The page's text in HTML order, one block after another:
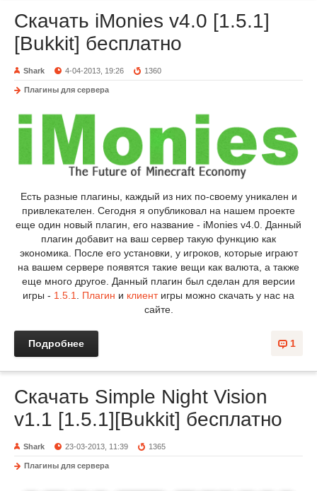
Скачать iMonies v4.0 [1.5.1]
[Bukkit] бесплатно
Shark 4-04-2013, 19:26 1360
Плагины для сервера
Есть разные плагины, каждый из них по-своему уникален и
привлекателен. Сегодня я опубликовал на нашем проекте
еще один новый плагин, его название - iMonies v4.0. Данный
плагин добавит на ваш сервер такую функцию как
экономика. После его установки, у игроков, которые играют
на вашем сервере появятся такие вещи как валюта, а также
еще много другое. Данный плагин был сделан для версии
игры - 1.5.1 Плагин и клиент игры можно скачать у нас на
сайте.
1
Подробнее
Скачать Simple Night Vision
v1.1 [1.5.1][Bukkit] бесплатно
Shark 23-03-2013, 11:39 1365
Плагины для сервера